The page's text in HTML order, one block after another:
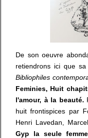
De son oeuvre
retiendrons ici que
Bibliophiles
Feminies, Huit
l'amour, à la beauté.
huit frontispices par
Henri Lavedan,
Gyp la seule